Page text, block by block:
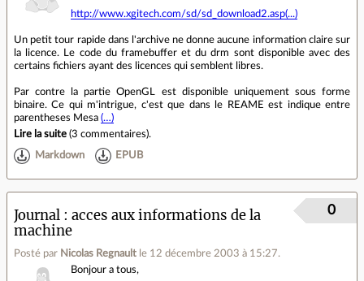
http://www.xgitech.com/sd/sd_download2.asp(...)
Un petit tour rapide dans l'archive ne donne aucune information claire sur
la licence. Le code du framebuffer et du drm sont disponible avec des
certains fichiers ayant des licences qui semblent libres.
Par contre la partie OpenGL est disponible uniquement sous forme
binaire. Ce qui m'intrigue, c'est que dans le REAME est indique entre
parentheses Mesa (…)
Lire la suite (3 commentaires).
Markdown EPUB
Journal
acces aux informations de la
machine
Posté par Nicolas Regnault le 12 décembre 2003 à 15:27.
0
Bonjour a tous,